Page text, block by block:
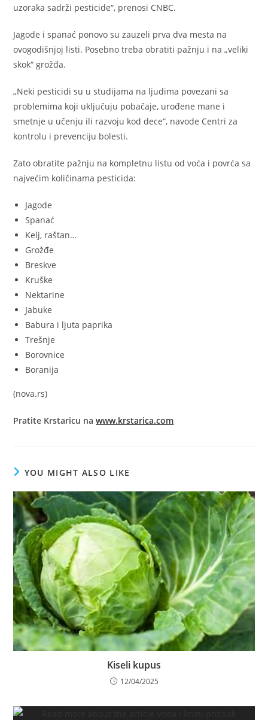
uzoraka sadrži pesticide“, prenosi CNBC.
Jagode i spanać ponovo su zauzeli prva dva mesta na
ovogodišnjoj listi. Posebno treba obratiti pažnju i na „veliki
skok“ grožđa.
„Neki pesticidi su u studijama na ljudima povezani sa
problemima koji uključuju pobačaje, urođene mane i
smetnje u učenju ili razvoju kod dece“, navode Centri za
kontrolu i prevenciju bolesti.
Zato obratite pažnju na kompletnu listu od voća i povrća sa
najvećim količinama pesticida:
Jagode
Spanać
Kelj, raštan…
Grožđe
Breskve
Kruške
Nektarine
Jabuke
Babura i ljuta paprika
Trešnje
Borovnice
Boranija
(nova.rs)
Pratite Krstaricu nawww.krstarica.com
YOU MIGHT ALSO LIKE
Kiseli kupus
12/04/2025